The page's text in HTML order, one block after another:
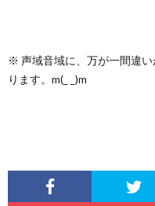
※ 声域音域に、万が一間違
ります。m(_ _)m